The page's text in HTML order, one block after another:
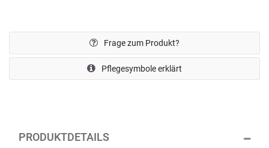
Frage zum Produkt?
Pflegesymbole erklärt
PRODUKTDETAILS